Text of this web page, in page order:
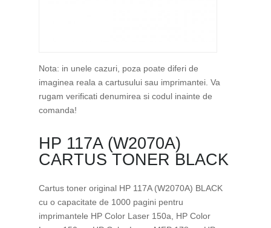
Nota: in unele cazuri, poza poate diferi de
imaginea reala a cartusului sau imprimantei. Va
rugam verificati denumirea si codul inainte de
comanda!
HP 117A (W2070A)
CARTUS TONER BLACK
Cartus toner original HP 117A (W2070A) BLACK
cu o capacitate de 1000 pagini pentru
imprimantele HP Color Laser 150a, HP Color